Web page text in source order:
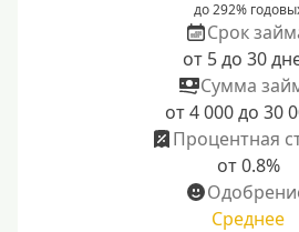
до 292%
Срок
от 5 до 30
Сумма
от 4 000 до 30
Процентная
от 0.8%
Среднее